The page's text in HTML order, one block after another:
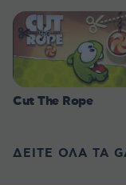
Cut The Rope
ΔΕΙΤΕ ΟΛΑ ΤΑ